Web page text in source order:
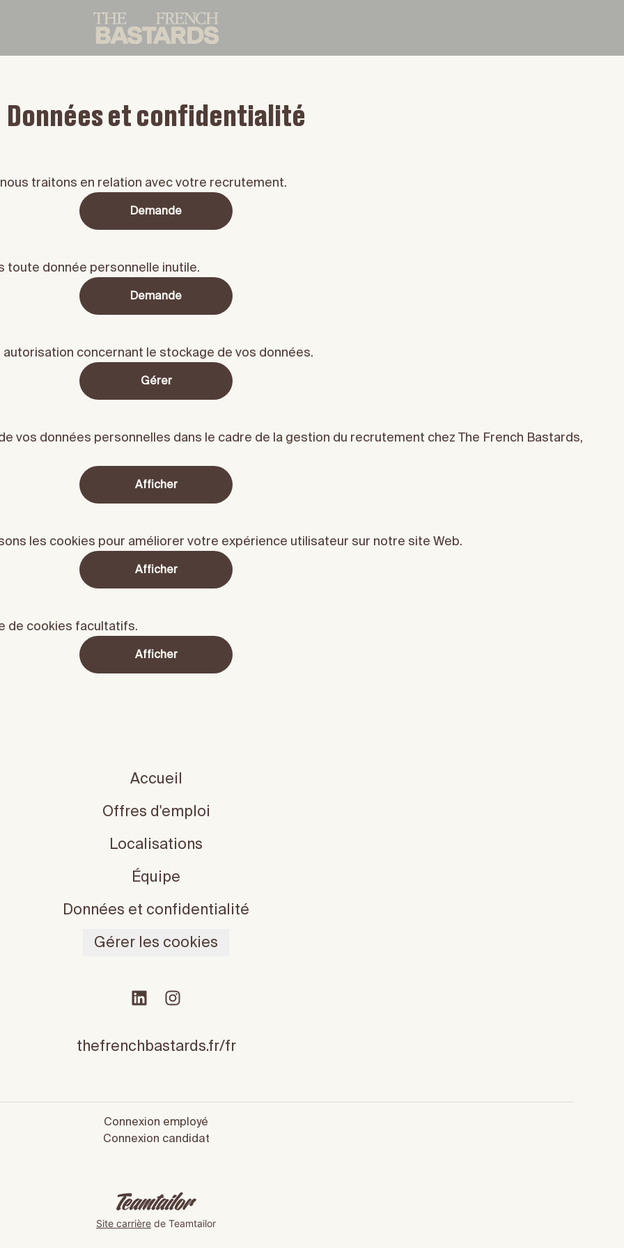
Données et confidentialité
traitons en relation avec votre recrutement.
Demande
toute donnée personnelle inutile.
Demande
concernant le stockage de vos données.
Gérer
vos données personnelles dans le cadre de la gestion du recrutement chez The French Bastards,
Afficher
les cookies pour améliorer votre expérience utilisateur sur notre site Web.
Afficher
de cookies facultatifs.
Afficher
Accueil
Offres d'emploi
Localisations
Équipe
Données et confidentialité
Gérer les cookies
thefrenchbastards.fr/fr
Connexion employé
Connexion candidat
Site carrière de Teamtailor